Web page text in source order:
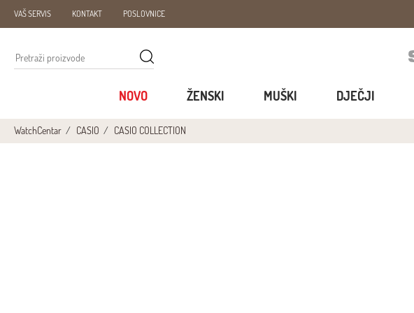
VAŠ SERVIS KONTAKT POSLOVNICE
NOVO ŽENSKI MUŠKI DJEČJI
WatchCentar CASIO CASIO COLLECTION